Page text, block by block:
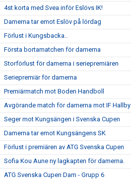
4st korta med Svea inför Eslövs IK!
Damerna tar emot Eslöv på lördag
Förlust i Kungsbacka..
Första bortamatchen för damerna
Storförlust för damerna i seriepremiären
Seriepremiär för damerna
Premiärmatch mot Boden Handboll
Avgörande match för damerna mot IF Hallby
Seger mot Kungsängen i Svenska Cupen
Damerna tar emot Kungsängens SK
Förlust i premiären av ATG Svenska Cupen
Sofia Kou Aune ny lagkapten för damerna.
ATG Svenska Cupen Dam - Grupp 6